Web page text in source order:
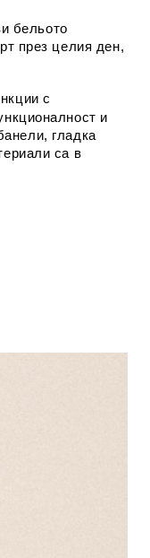
бельото
през целия ден,
с
и
банели, гладка
са в